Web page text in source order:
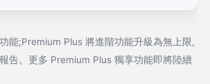
能;Premium Plus 將進階功能升級為無上限,
告。更多 Premium Plus 獨享功能即將陸續